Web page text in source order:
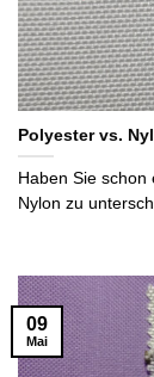
Polyester vs.
Haben Sie schon
Nylon zu
09
Mai